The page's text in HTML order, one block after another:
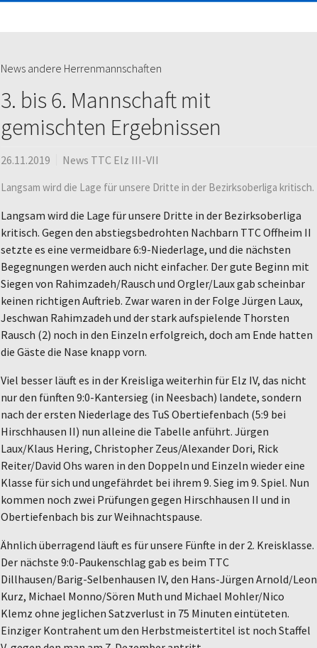
News andere Herrenmannschaften
3. bis 6. Mannschaft mit
gemischten Ergebnissen
26.11.2019 News TTC Elz III-VII
Langsam wird die Lage für unsere Dritte in der Bezirksoberliga kritisch.
Langsam wird die Lage für unsere Dritte in der Bezirksoberliga
kritisch. Gegen den abstiegsbedrohten Nachbarn TTC Offheim II
setzte es eine vermeidbare 6:9-Niederlage, und die nächsten
Begegnungen werden auch nicht einfacher. Der gute Beginn mit
Siegen von Rahimzadeh/Rausch und Orgler/Laux gab scheinbar
keinen richtigen Auftrieb. Zwar waren in der Folge Jürgen Laux,
Jeschwan Rahimzadeh und der stark aufspielende Thorsten
Rausch (2) noch in den Einzeln erfolgreich, doch am Ende hatten
die Gäste die Nase knapp vorn.
Viel besser läuft es in der Kreisliga weiterhin für Elz IV, das nicht
nur den fünften 9:0-Kantersieg (in Neesbach) landete, sondern
nach der ersten Niederlage des TuS Obertiefenbach (5:9 bei
Hirschhausen II) nun alleine die Tabelle anführt. Jürgen
Laux/Klaus Hering, Christopher Zeus/Alexander Dori, Rick
Reiter/David Ohs waren in den Doppeln und Einzeln wieder eine
Klasse für sich und ungefährdet bei ihrem 9. Sieg im 9. Spiel. Nun
kommen noch zwei Prüfungen gegen Hirschhausen II und in
Obertiefenbach bis zur Weihnachtspause.
Ähnlich überragend läuft es für unsere Fünfte in der 2. Kreisklasse.
Der nächste 9:0-Paukenschlag gab es beim TTC
Dillhausen/Barig-Selbenhausen IV, den Hans-Jürgen Arnold/Leon
Kurz, Michael Monno/Sören Muth und Michael Mohler/Nico
Klemz ohne jeglichen Satzverlust in 75 Minuten eintüteten.
Einziger Kontrahent um den Herbstmeistertitel ist noch Staffel